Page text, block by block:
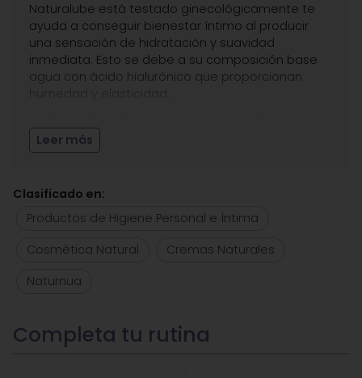
Naturalube está testado ginecológicamente te
ayuda a conseguir bienestar íntimo al producir
una sensación de hidratación y suavidad
inmediata. Esto se debe a su composición base
agua con ácido hialurónico que proporcionan
Presentación
Leer más
Clasificado en:
Productos de Higiene Personal e Íntima
Cosmética Natural
Cremas Naturales
Naturnua